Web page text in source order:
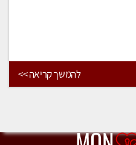
להמשך קריאה >>